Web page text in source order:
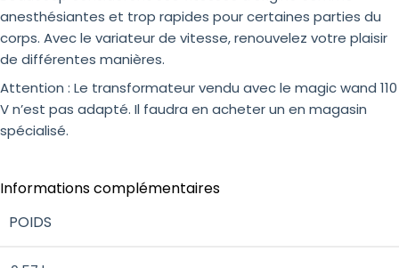
anesthésiantes et trop rapides pour certaines parties du
corps. Avec le variateur de vitesse, renouvelez votre plaisir
de différentes manières.
Attention : Le transformateur vendu avec le magic wand 110
V n’est pas adapté. Il faudra en acheter un en magasin
spécialisé.
Informations complémentaires
POIDS